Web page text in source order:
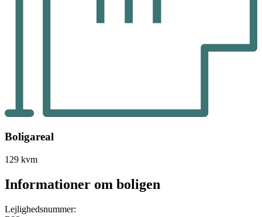
Boligareal
129 kvm
Informationer om boligen
Lejlighedsnummer: